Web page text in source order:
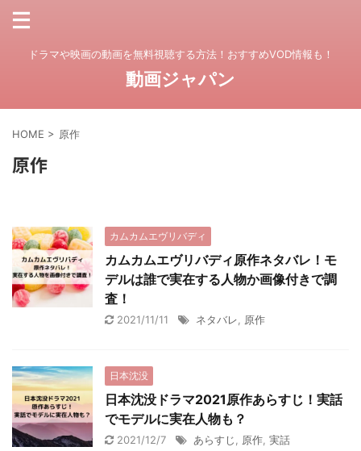
ドラマや映画の動画を無料視聴する方法！おすすめVOD情報も！
動画ジャパン
HOME > 原作
原作
カムカムエヴリバディ
カムカムエヴリバディ原作ネタバレ！モ
デルは誰で実在する人物か画像付きで調
査！
2021/11/11 ネタバレ 原作
日本沈没
日本沈没ドラマ2021原作あらすじ！実話
でモデルに実在人物も？
2021/12/7 あらすじ 原作 実話